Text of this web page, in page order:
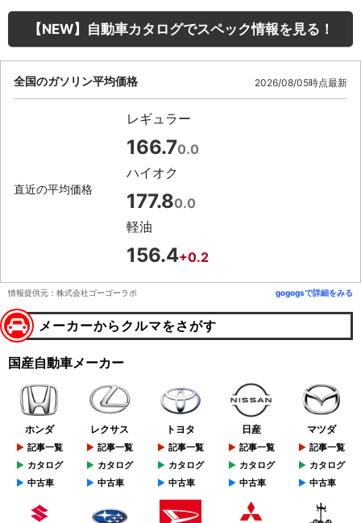
【NEW】自動車カタログでスペック情報を見る！
全国のガソリン平均価格 2026/08/05時点最新
直近の平均価格
レギュラー
166.70.0
ハイオク
177.80.0
軽油
156.4+0.2
情報提供元：株式会社ゴーゴーラボ gogogsで詳細をみる
メーカーからクルマをさがす
国産自動車メーカー
ホンダ
記事一覧
カタログ
中古車
レクサス
記事一覧
カタログ
中古車
トヨタ
記事一覧
カタログ
中古車
日産
記事一覧
カタログ
中古車
マツダ
記事一覧
カタログ
中古車